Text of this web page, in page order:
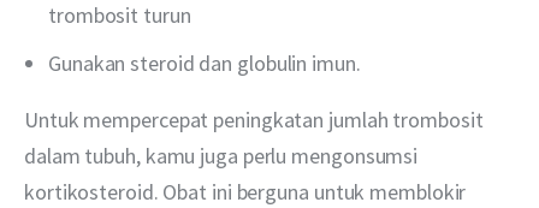
trombosit turun
Gunakan steroid dan globulin imun.
Untuk mempercepat peningkatan jumlah trombosit
dalam tubuh, kamu juga perlu mengonsumsi
kortikosteroid. Obat ini berguna untuk memblokir